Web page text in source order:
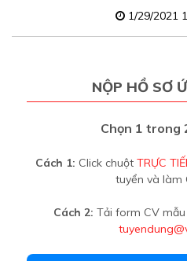
1/29/2021
NỘP HỒ SƠ
Chọn 1 trong
Cách 1: Click chuột TRỰC
tuyển và làm
Cách 2: Tải form CV